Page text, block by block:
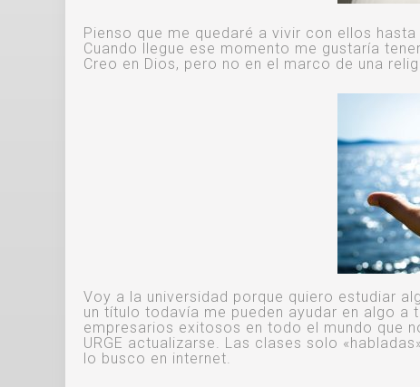
Pienso que me quedaré a vivir con ellos
Cuando llegue ese momento me gustaría
Creo en Dios, pero no en el marco de una
Voy a la universidad porque quiero estudiar
un título todavía me pueden ayudar en algo a
empresarios exitosos en todo el mundo que
URGE actualizarse. Las clases solo
lo busco en internet.